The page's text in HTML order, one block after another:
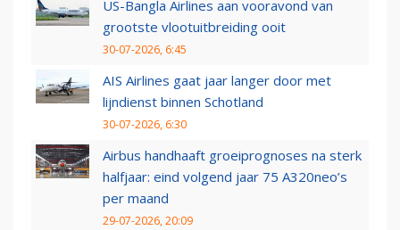
US-Bangla Airlines aan vooravond van
grootste vlootuitbreiding ooit
30-07-2026, 6:45
AIS Airlines gaat jaar langer door met
lijndienst binnen Schotland
30-07-2026, 6:30
Airbus handhaaft groeiprognoses na sterk
halfjaar: eind volgend jaar 75 A320neo’s
per maand
29-07-2026, 20:09